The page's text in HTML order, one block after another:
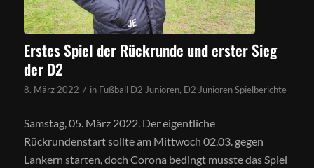
Erstes Spiel der Rückrunde und erster Sieg
der D2
8. März 2022 / in Fußball D2 Junioren, D2 Junioren Spielberichte
Samstag, 05. März 2022. Der eigentliche
Rückrundenstart sollte am Mittwoch 02.03. gegen
Lankern starten, doch Corona bedingt musste das Spiel